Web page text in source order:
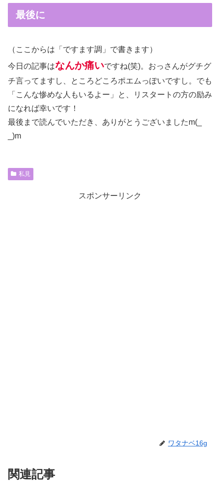
最後に
（ここからは「ですます調」で書きます）
今日の記事はなんか痛いですね(笑)。おっさんがグチグ
チ言ってますし、ところどころポエムっぽいですし。でも
「こんな惨めな人もいるよー」と、リスタートの方の励み
になれば幸いです！
最後まで読んでいただき、ありがとうございましたm(_
_)m
私見
スポンサーリンク
ワタナベ16g
関連記事